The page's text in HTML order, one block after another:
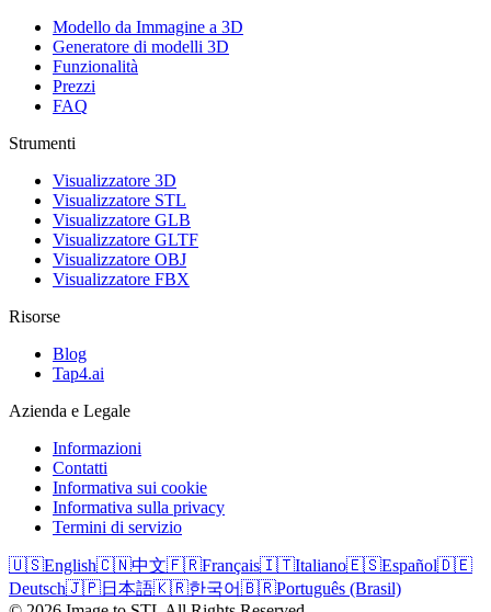
Modello da Immagine a 3D
Generatore di modelli 3D
Funzionalità
Prezzi
FAQ
Strumenti
Visualizzatore 3D
Visualizzatore STL
Visualizzatore GLB
Visualizzatore GLTF
Visualizzatore OBJ
Visualizzatore FBX
Risorse
Blog
Tap4.ai
Azienda e Legale
Informazioni
Contatti
Informativa sui cookie
Informativa sulla privacy
Termini di servizio
🇺🇸English🇨🇳中文🇫🇷Français🇮🇹Italiano🇪🇸Español🇩🇪
Deutsch🇯🇵日本語🇰🇷한국어🇧🇷Português (Brasil)